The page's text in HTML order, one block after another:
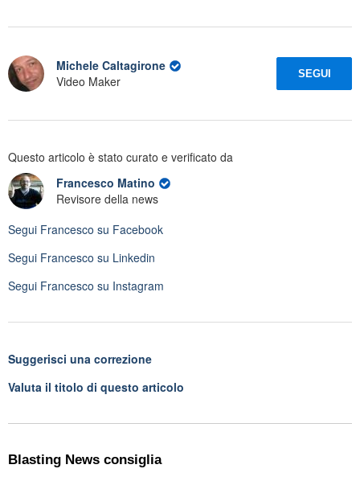
Michele Caltagirone
Video Maker
SEGUI
Questo articolo è stato curato e verificato da
Francesco Matino
Revisore della news
Segui Francesco su Facebook
Segui Francesco su Linkedin
Segui Francesco su Instagram
Suggerisci una correzione
Valuta il titolo di questo articolo
Blasting News consiglia